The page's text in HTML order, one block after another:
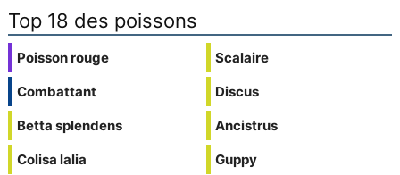
Top 18 des poissons
Poisson rouge
Combattant
Betta splendens
Colisa lalia
Scalaire
Discus
Ancistrus
Guppy